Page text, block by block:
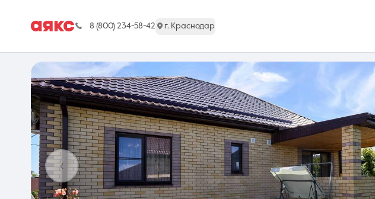
8 (800) 234-58-42 г. Краснодар
г. Краснодар
Недвижимость